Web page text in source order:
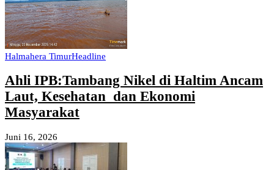
Halmahera TimurHeadline
Ahli IPB:Tambang Nikel di Haltim Ancam
Laut, Kesehatan dan Ekonomi
Masyarakat
Juni 16, 2026